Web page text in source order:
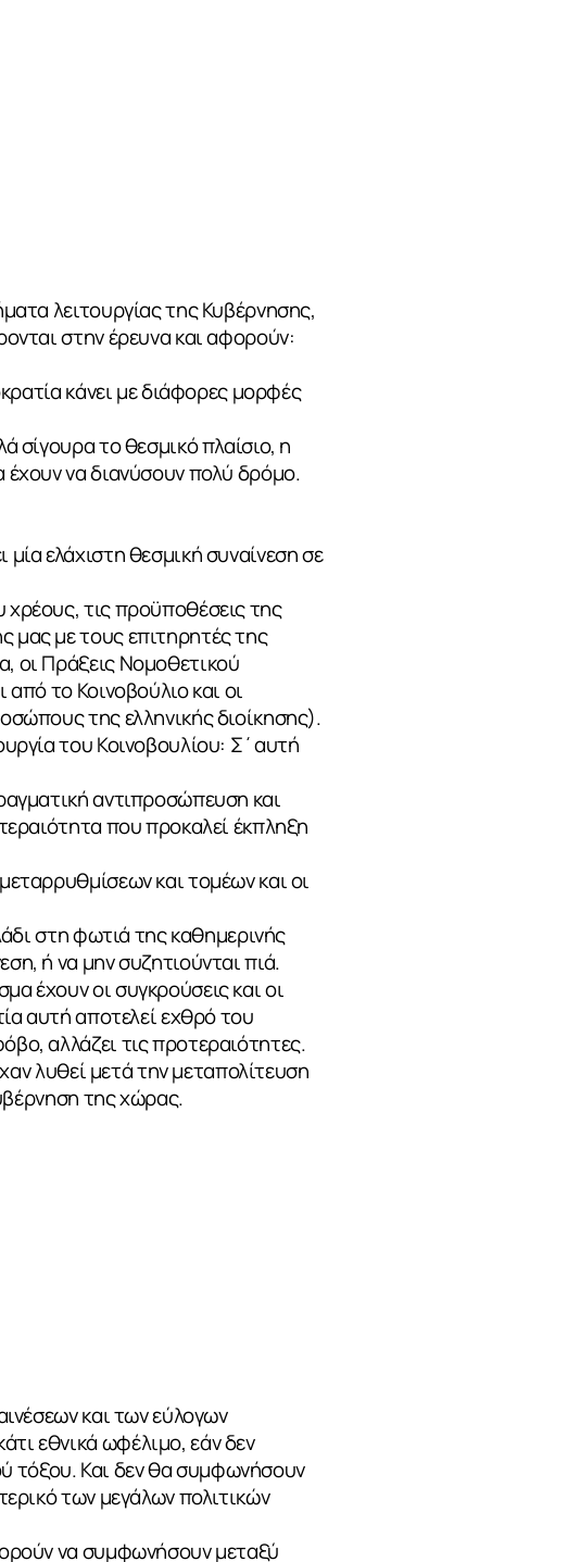
λειτουργίας της Κυβέρνησης,
στην έρευνα και αφορούν:
κάνει με διάφορες μορφές
σίγουρα το θεσμικό πλαίσιο, η
να διανύσουν πολύ δρόμο.
ελάχιστη θεσμική συναίνεση σε
τις προϋποθέσεις της
μας με τους επιτηρητές της
οι Πράξεις Νομοθετικού
το Κοινοβούλιο και οι
της ελληνικής διοίκησης).
του Κοινοβουλίου: Σ΄αυτή
αντιπροσώπευση και
που προκαλεί έκπληξη
και τομέων και οι
στη φωτιά της καθημερινής
ή να μην συζητιούνται πιά.
έχουν οι συγκρούσεις και οι
αυτή αποτελεί εχθρό του
αλλάζει τις προτεραιότητες.
λυθεί μετά την μεταπολίτευση
της χώρας.
και των εύλογων
εθνικά ωφέλιμο, εάν δεν
τόξου. Και δεν θα συμφωνήσουν
των μεγάλων πολιτικών
να συμφωνήσουν μεταξύ